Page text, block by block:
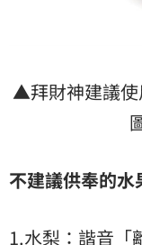
▲拜財神建議使
不建議供奉的水
1.水梨：諧音「